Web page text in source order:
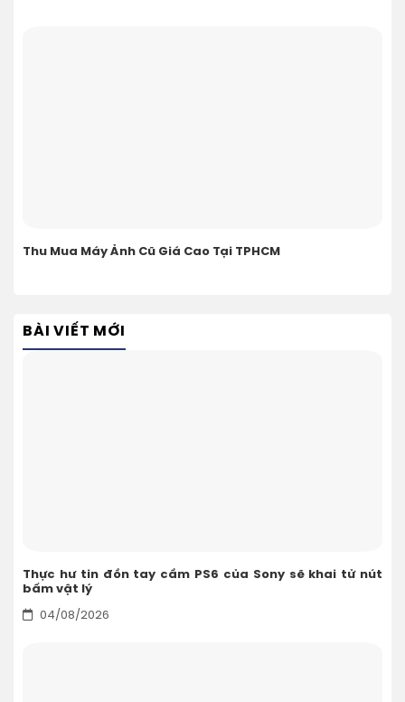
Thu Mua Máy Ảnh Cũ Giá Cao Tại TPHCM
BÀI VIẾT MỚI
Thực hư tin đồn tay cầm PS6 của Sony sẽ khai tử nút
bấm vật lý
04/08/2026